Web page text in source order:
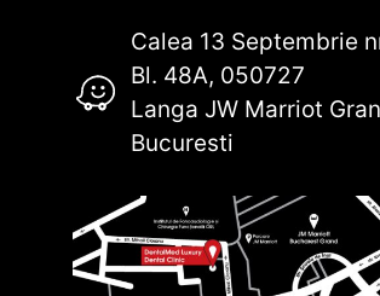
Calea 13 Septembrie
Bl. 48A, 050727
Langa JW Marriot
Bucuresti